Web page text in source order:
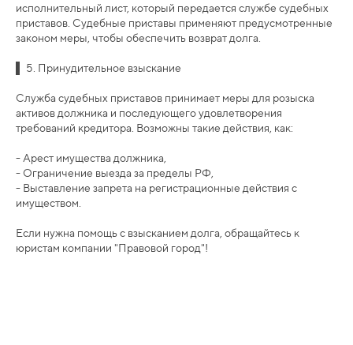
исполнительный лист, который передается службе судебных
приставов. Судебные приставы применяют предусмотренные
законом меры, чтобы обеспечить возврат долга.
▌ 5. Принудительное взыскание
Служба судебных приставов принимает меры для розыска
активов должника и последующего удовлетворения
требований кредитора. Возможны такие действия, как:
- Арест имущества должника,
- Ограничение выезда за пределы РФ,
- Выставление запрета на регистрационные действия с
имуществом.
Если нужна помощь с взысканием долга, обращайтесь к
юристам компании "Правовой город"!